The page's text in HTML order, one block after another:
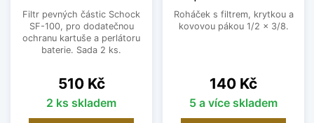
Filtr pevných částic Schock
SF-100, pro dodatečnou
ochranu kartuše a perlátoru
baterie. Sada 2 ks.
Cena
510 Kč
2 ks skladem
Roháček s filtrem, krytkou a
kovovou pákou 1/2 x 3/8.
Cena
140 Kč
5 a více skladem